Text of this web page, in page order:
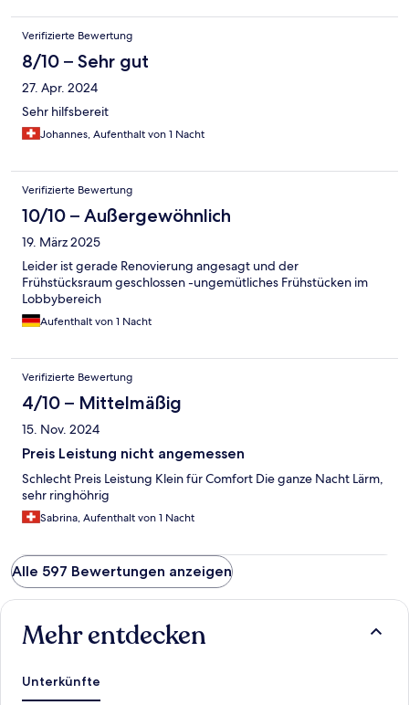
wieder dorthin gehen.
Verifizierte Bewertung
8/10 – Sehr gut
27. Apr. 2024
Sehr hilfsbereit
Johannes, Aufenthalt von 1 Nacht
Verifizierte Bewertung
10/10 – Außergewöhnlich
19. März 2025
Leider ist gerade Renovierung angesagt und der
Frühstücksraum geschlossen -ungemütliches Frühstücken im
Lobbybereich
Aufenthalt von 1 Nacht
Verifizierte Bewertung
4/10 – Mittelmäßig
15. Nov. 2024
Preis Leistung nicht angemessen
Schlecht Preis Leistung Klein für Comfort Die ganze Nacht Lärm,
sehr ringhöhrig
Sabrina, Aufenthalt von 1 Nacht
Alle 597 Bewertungen anzeigen
Mehr entdecken
Unterkünfte